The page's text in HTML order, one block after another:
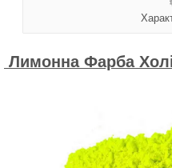
Лимонна Фарба